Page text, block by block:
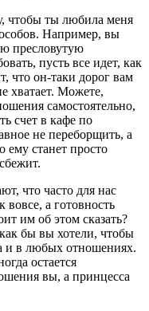
чтобы ты любила меня
Например, вы
пресловутую
пусть все идет, как
что он-таки дорог вам
хватает. Можете,
самостоятельно,
счет в кафе по
не переборщить, а
ему станет просто
что часто для нас
а готовность
им об этом сказать?
бы вы хотели, чтобы
и в любых отношениях.
остается
вы, а принцесса